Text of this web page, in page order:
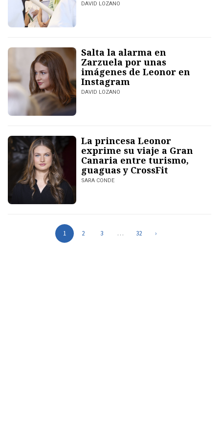
DAVID LOZANO
Salta la alarma en
Zarzuela por unas
imágenes de Leonor en
Instagram
DAVID LOZANO
La princesa Leonor
exprime su viaje a Gran
Canaria entre turismo,
guaguas y CrossFit
SARA CONDE
1 2 3 … 32 ›